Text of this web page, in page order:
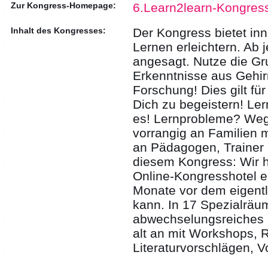
Zur Kongress-Homepage: 6.Learn2learn-
Inhalt des Kongresses:
Der Kongress bietet
Lernen erleichtern. Ab
angesagt. Nutze die
Erkenntnisse aus
Forschung! Dies gilt
Dich zu begeistern!
es! Lernprobleme?
vorrangig an Familien
an Pädagogen,
diesem Kongress: Wir
Online-Kongresshotel
Monate vor dem
kann. In 17
alt an mit Workshops,
Literaturvorschlägen,